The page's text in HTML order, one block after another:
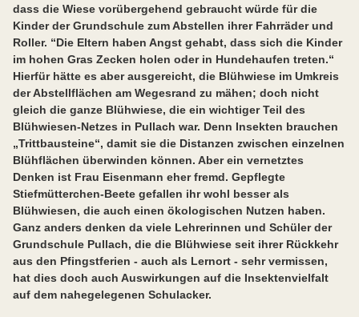
dass die Wiese vorübergehend gebraucht würde für die
Kinder der Grundschule zum Abstellen ihrer Fahrräder und
Roller. “Die Eltern haben Angst gehabt, dass sich die Kinder
im hohen Gras Zecken holen oder in Hundehaufen treten.“
Hierfür hätte es aber ausgereicht, die Blühwiese im Umkreis
der Abstellflächen am Wegesrand zu mähen; doch nicht
gleich die ganze Blühwiese, die ein wichtiger Teil des
Blühwiesen-Netzes in Pullach war. Denn Insekten brauchen
„Trittbausteine“, damit sie die Distanzen zwischen einzelnen
Blühflächen überwinden können. Aber ein vernetztes
Denken ist Frau Eisenmann eher fremd. Gepflegte
Stiefmütterchen-Beete gefallen ihr wohl besser als
Blühwiesen, die auch einen ökologischen Nutzen haben.
Ganz anders denken da viele Lehrerinnen und Schüler der
Grundschule Pullach, die die Blühwiese seit ihrer Rückkehr
aus den Pfingstferien - auch als Lernort - sehr vermissen,
hat dies doch auch Auswirkungen auf die Insektenvielfalt
auf dem nahegelegenen Schulacker.